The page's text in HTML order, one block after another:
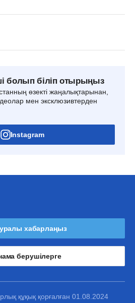
болып біліп отырыңыз
өзекті жаңалықтарынан,
мен эксклюзивтерден
Instagram
хабарлаңыз
берушілерге
құқық қорғалған 01.08.2024